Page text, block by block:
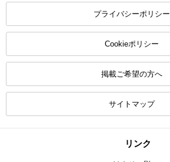
プライバシーポリシー
Cookieポリシー
掲載ご希望の方へ
サイトマップ
リンク